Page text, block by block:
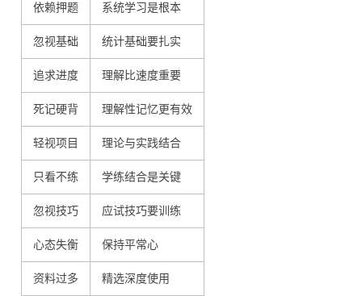
依赖押题 系统学习是根本
忽视基础 统计基础要扎实
追求进度 理解比速度重要
死记硬背 理解性记忆更有效
轻视项目 理论与实践结合
只看不练 学练结合是关键
忽视技巧 应试技巧要训练
心态失衡 保持平常心
资料过多 精选深度使用